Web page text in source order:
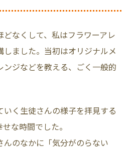
どなくして、私はフラワーアレ
しました。当初はオリジナルメ
ンジなどを教える、ごく一般的
く生徒さんの様子を拝見する
な時間でした。
んのなかに「気分がのらない